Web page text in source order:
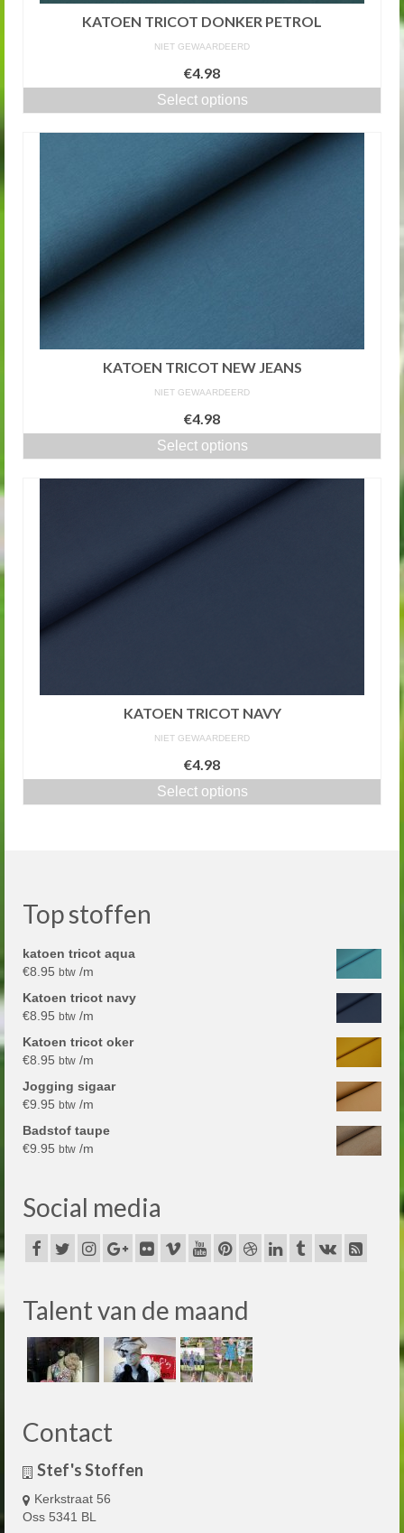
KATOEN TRICOT DONKER PETROL
NIET GEWAARDEERD
€4.98
Select options
KATOEN TRICOT NEW JEANS
NIET GEWAARDEERD
€4.98
Select options
KATOEN TRICOT NAVY
NIET GEWAARDEERD
€4.98
Select options
Top stoffen
katoen tricot aqua
€8.95 btw /m
Katoen tricot navy
€8.95 btw /m
Katoen tricot oker
€8.95 btw /m
Jogging sigaar
€9.95 btw /m
Badstof taupe
€9.95 btw /m
Social media
Talent van de maand
Contact
Stef's Stoffen
Kerkstraat 56
Oss 5341 BL